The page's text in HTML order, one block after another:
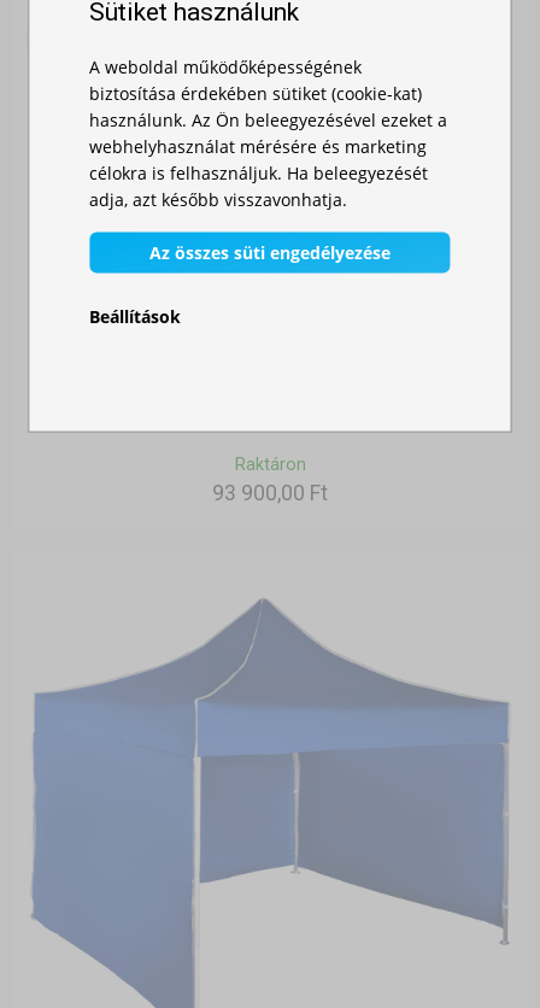
Raktáron
93 900,00 Ft
Sütiket használunk
A weboldal működőképességének
biztosítása érdekében sütiket (cookie-kat)
használunk. Az Ön beleegyezésével ezeket a
webhelyhasználat mérésére és marketing
célokra is felhasználjuk. Ha beleegyezését
adja, azt később visszavonhatja.
Az összes süti engedélyezése
Beállítások